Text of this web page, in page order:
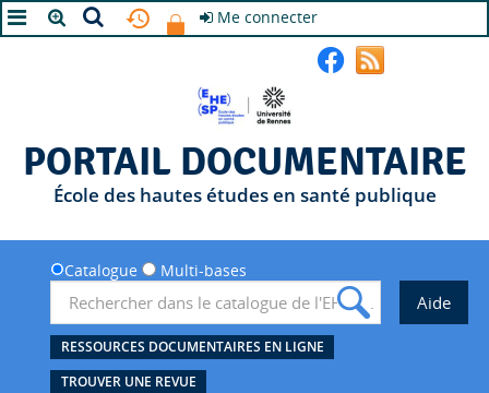
Me connecter
PORTAIL DOCUMENTAIRE
École des hautes études en santé publique
Catalogue Multi-bases
RESSOURCES DOCUMENTAIRES EN LIGNE
TROUVER UNE REVUE